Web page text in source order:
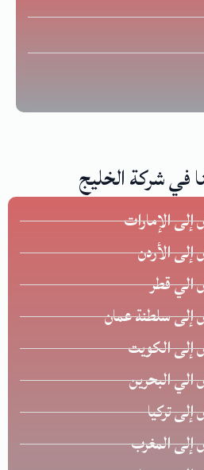
في شركة الخليج
الإمارات
الأردن
الي قطر
سلطنة عمان
إلى الكويت
البحرين
تركيا
المغرب